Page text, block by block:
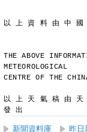
以 上 資 料 由 中
THE ABOVE
METEOROLOGICAL
CENTRE OF THE
以 上 天 氣 稿 由
發 出
新聞資料庫 昨日